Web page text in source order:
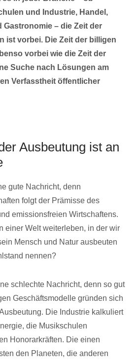
und Industrie, Handel,
Gastronomie – die Zeit der
ist vorbei. Die Zeit der billigen
vorbei wie die Zeit der
Suche nach Lösungen am
Verfasstheit öffentlicher
Ausbeutung ist an
gute Nachricht, denn
folgt der Prämisse des
emissionsfreien Wirtschaftens.
einer Welt weiterleben, in der wir
Mensch und Natur ausbeuten
nennen?
schlechte Nachricht, denn so gut
Geschäftsmodelle gründen sich
Die Industrie kalkuliert
die Musikschulen
Honorarkräften. Die einen
den Planeten, die anderen